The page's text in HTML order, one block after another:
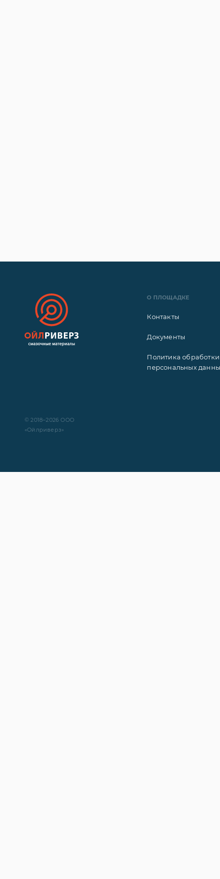
© 2018–2026 ООО
«Ойлриверз»
О ПЛОЩАДКЕ
Контакты
Документы
Политика обработки
персональных